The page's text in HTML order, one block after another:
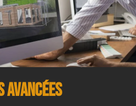
avancées